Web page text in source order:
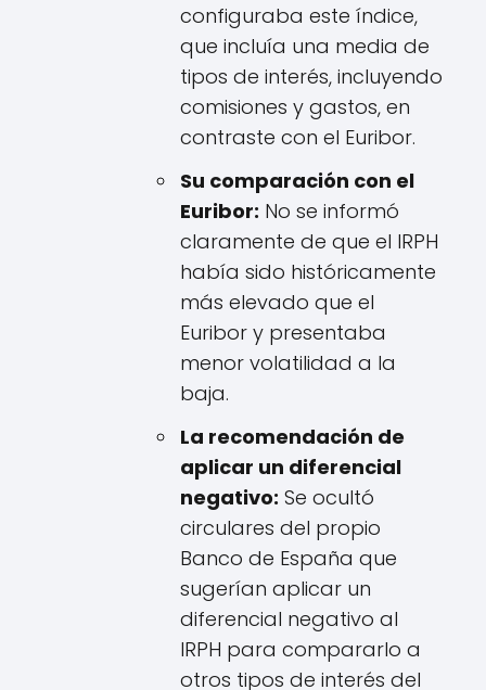
configuraba este índice,
que incluía una media de
tipos de interés, incluyendo
comisiones y gastos, en
contraste con el Euribor.
Su comparación con el
Euribor: No se informó
claramente de que el IRPH
había sido históricamente
más elevado que el
Euribor y presentaba
menor volatilidad a la
baja.
La recomendación de
aplicar un diferencial
negativo: Se ocultó
circulares del propio
Banco de España que
sugerían aplicar un
diferencial negativo al
IRPH para compararlo a
otros tipos de interés del